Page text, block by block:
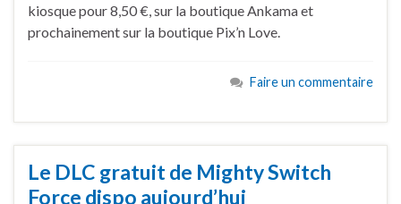
kiosque pour 8,50 €, sur la boutique Ankama et
prochainement sur la boutique Pix’n Love.
Faire un commentaire
Le DLC gratuit de Mighty Switch
Force dispo aujourd’hui